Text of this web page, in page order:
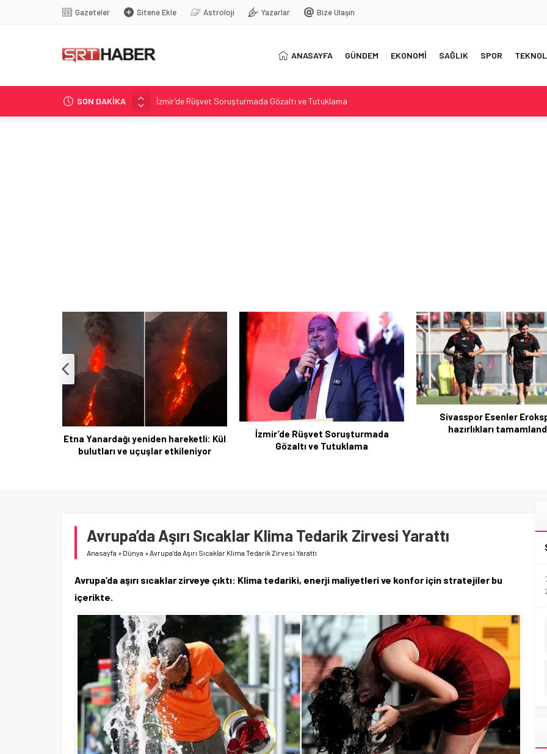
Gazeteler Sitene Ekle Astroloji Yazarlar Bize Ulaşın
ANASAYFA GÜNDEM EKONOMİ SAĞLIK SPOR
SON DAKİKA
İzmir’de Rüşvet Soruşturmada Gözaltı ve Tutuklama
Sivasspor Esenler Erokspor hazırlıkları tamamlandı
İzmir’de Rüşvet Soruşturmada
Gözaltı ve Tutuklama
Sivasspor Esenler Erokspor
hazırlıkları tamamlandı
Çerçeve Yasa: Uysal’dan sert
ve ABDk’te tartışma
Avrupa’da Aşırı Sıcaklar Klima Tedarik Zirvesi Yarattı
Anasayfa » Dünya » Avrupa’da Aşırı Sıcaklar Klima Tedarik Zirvesi Yarattı
Avrupa’da aşırı sıcaklar zirveye çıktı: Klima tedariki, enerji maliyetleri ve konfor için stratejiler bu
içerikte.